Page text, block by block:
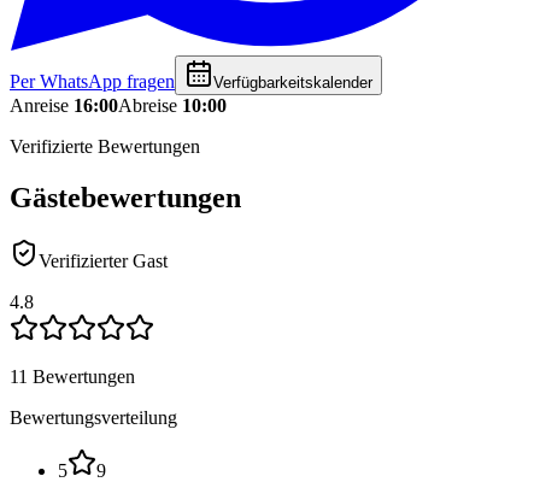
Per WhatsApp fragen Verfügbarkeitskalender
Anreise 16:00Abreise 10:00
Verifizierte Bewertungen
Gästebewertungen
Verifizierter Gast
4.8
11 Bewertungen
Bewertungsverteilung
5
9